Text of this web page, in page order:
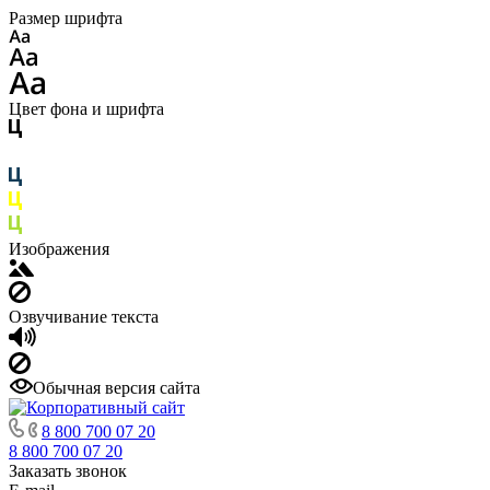
Размер шрифта
Цвет фона и шрифта
Изображения
Озвучивание текста
Обычная версия сайта
8 800 700 07 20
8 800 700 07 20
Заказать звонок